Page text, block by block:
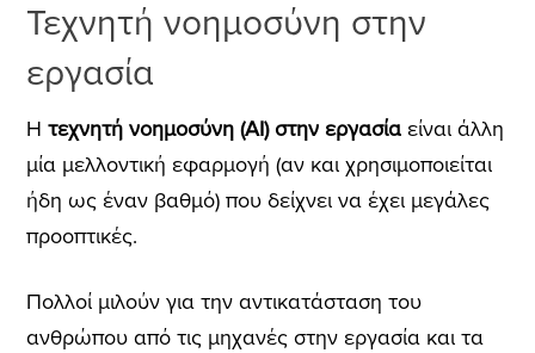
Τεχνητή νοημοσύνη στην
εργασία
Η τεχνητή νοημοσύνη (AI) στην εργασία είναι άλλη
μία μελλοντική εφαρμογή (αν και χρησιμοποιείται
ήδη ως έναν βαθμό) που δείχνει να έχει μεγάλες
προοπτικές.
Πολλοί μιλούν για την αντικατάσταση του
ανθρώπου από τις μηχανές στην εργασία και τα